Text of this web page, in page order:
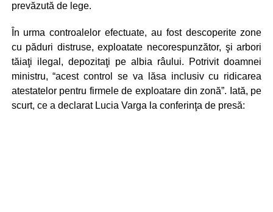
prevăzută de lege.
În urma controalelor efectuate, au fost descoperite zone
cu păduri distruse, exploatate necorespunzător, şi arbori
tăiaţi ilegal, depozitaţi pe albia râului. Potrivit doamnei
ministru, “acest control se va lăsa inclusiv cu ridicarea
atestatelor pentru firmele de exploatare din zonă”. Iată, pe
scurt, ce a declarat Lucia Varga la conferinţa de presă: